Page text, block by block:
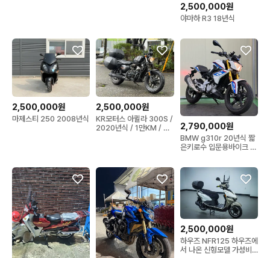
2,500,000원
야마하 R3 18년식
2,500,000원
마제스티 250 2008년식
2,500,000원
KR모터스 아퀼라 300S /
2020년식 / 1만KM / 반
2,790,000원
BMW g310r 20년식 짧
은키로수 입문용바이크 저
2,500,000원
하우즈 NFR125 하우즈에
서 나온 신형모델 가성비